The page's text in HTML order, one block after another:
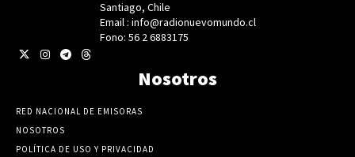
Santiago, Chile
Email : info@radionuevomundo.cl
Fono: 56 2 6883175
Nosotros
RED NACIONAL DE EMISORAS
NOSOTROS
POLÍTICA DE USO Y PRIVACIDAD